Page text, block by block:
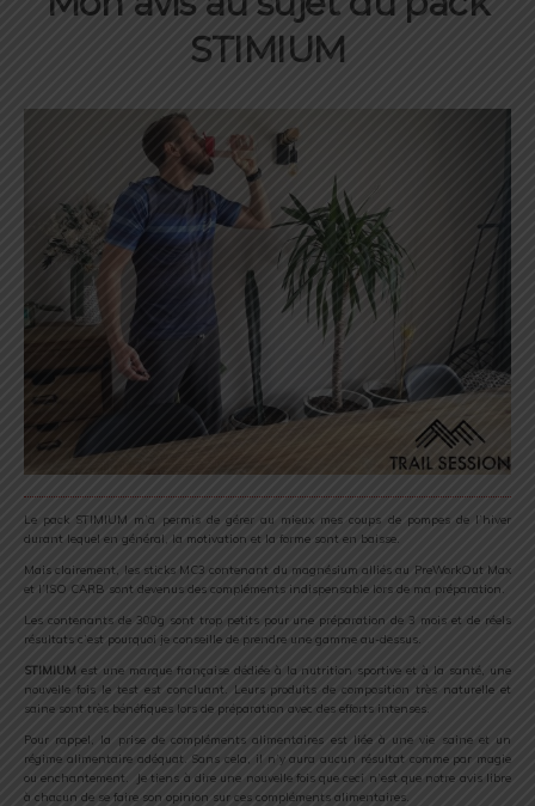
STIMIUM
Le pack STIMIUM m’a permis de gérer au mieux mes coups de pompes de l’hiver
durant lequel en général, la motivation et la forme sont en baisse.
Mais clairement, les sticks MC3 contenant du magnésium alliés au PreWorkOut Max
et l’ISO CARB sont devenus des compléments indispensable lors de ma préparation.
Les contenants de 300g sont trop petits pour une préparation de 3 mois et de réels
résultats c’est pourquoi je conseille de prendre une gamme au-dessus.
STIMIUM est une marque française dédiée à la nutrition sportive et à la santé, une
nouvelle fois le test est concluant. Leurs produits de composition très naturelle et
saine sont très bénéfiques lors de préparation avec des efforts intenses.
Pour rappel, la prise de compléments alimentaires est liée à une vie saine et un
régime alimentaire adéquat. Sans cela, il n’y aura aucun résultat comme par magie
ou enchantement. Je tiens à dire une nouvelle fois que ceci n’est que notre avis libre
à chacun de se faire son opinion sur ces compléments alimentaires.